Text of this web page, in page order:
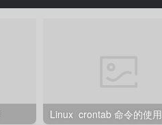
Linux crontab 命令的使用